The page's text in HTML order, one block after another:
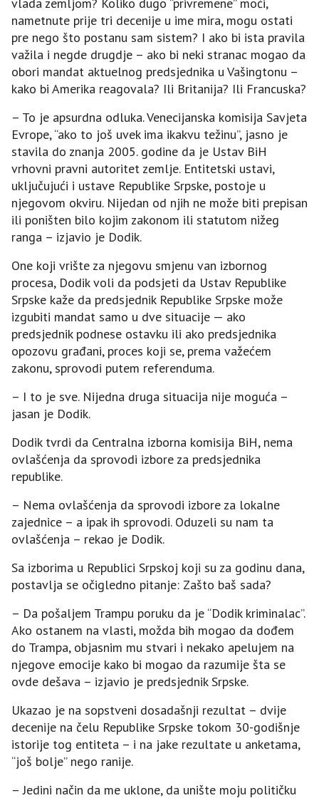
nametnute prije tri decenije u ime mira, mogu ostati
pre nego što postanu sam sistem? I ako bi ista pravila
važila i negde drugdje – ako bi neki stranac mogao da
obori mandat aktuelnog predsjednika u Vašingtonu –
kako bi Amerika reagovala? Ili Britanija? Ili Francuska?
– To je apsurdna odluka. Venecijanska komisija Savjeta
Evrope, “ako to još uvek ima ikakvu težinu”, jasno je
stavila do znanja 2005. godine da je Ustav BiH
vrhovni pravni autoritet zemlje. Entitetski ustavi,
uključujući i ustave Republike Srpske, postoje u
njegovom okviru. Nijedan od njih ne može biti prepisan
ili poništen bilo kojim zakonom ili statutom nižeg
ranga – izjavio je Dodik.
One koji vrište za njegovu smjenu van izbornog
procesa, Dodik voli da podsjeti da Ustav Republike
Srpske kaže da predsjednik Republike Srpske može
izgubiti mandat samo u dve situacije — ako
predsjednik podnese ostavku ili ako predsjednika
opozovu građani, proces koji se, prema važećem
zakonu, sprovodi putem referenduma.
– I to je sve. Nijedna druga situacija nije moguća –
jasan je Dodik.
Dodik tvrdi da Centralna izborna komisija BiH, nema
ovlašćenja da sprovodi izbore za predsjednika
republike.
– Nema ovlašćenja da sprovodi izbore za lokalne
zajednice – a ipak ih sprovodi. Oduzeli su nam ta
ovlašćenja – rekao je Dodik.
Sa izborima u Republici Srpskoj koji su za godinu dana,
postavlja se očigledno pitanje: Zašto baš sada?
– Da pošaljem Trampu poruku da je “Dodik kriminalac”.
Ako ostanem na vlasti, možda bih mogao da dođem
do Trampa, objasnim mu stvari i nekako apelujem na
njegove emocije kako bi mogao da razumije šta se
ovde dešava – izjavio je predsjednik Srpske.
Ukazao je na sopstveni dosadašnji rezultat – dvije
decenije na čelu Republike Srpske tokom 30-godišnje
istorije tog entiteta – i na jake rezultate u anketama,
“još bolje” nego ranije.
– Јedini način da me uklone, da unište moju političku